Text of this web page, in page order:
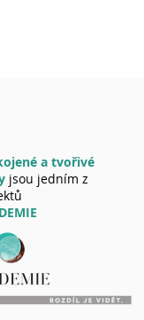
a tvořivé
jsou jedním z